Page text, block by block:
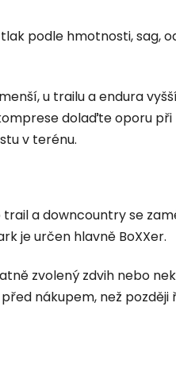
podle hmotnosti, sag,
u trailu a endura
dolaďte oporu
v terénu.
a downcountry se
je určen hlavně BoXXer.
zvolený zdvih nebo
nákupem, než později